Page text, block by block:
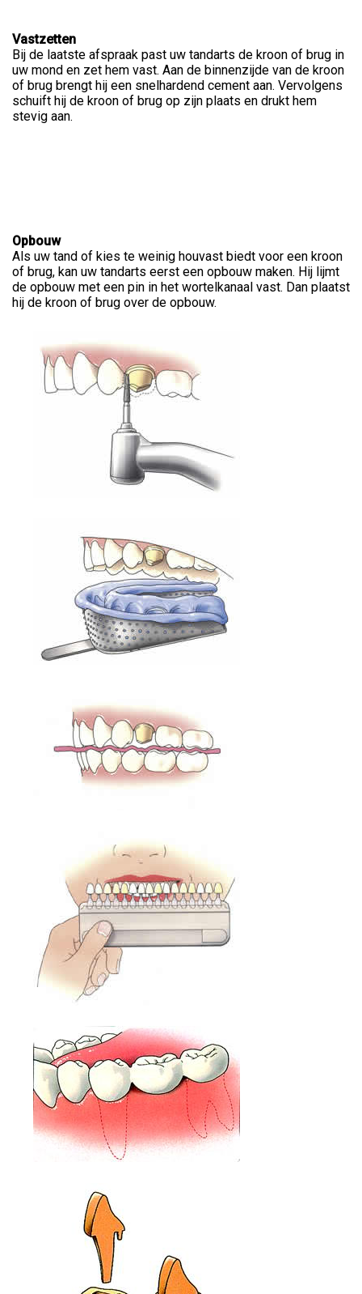
Vastzetten
Bij de laatste afspraak past uw tandarts de kroon of brug in
uw mond en zet hem vast. Aan de binnenzijde van de kroon
of brug brengt hij een snelhardend cement aan. Vervolgens
schuift hij de kroon of brug op zijn plaats en drukt hem
stevig aan.
Opbouw
Als uw tand of kies te weinig houvast biedt voor een kroon
of brug, kan uw tandarts eerst een opbouw maken. Hij lijmt
de opbouw met een pin in het wortelkanaal vast. Dan plaatst
hij de kroon of brug over de opbouw.